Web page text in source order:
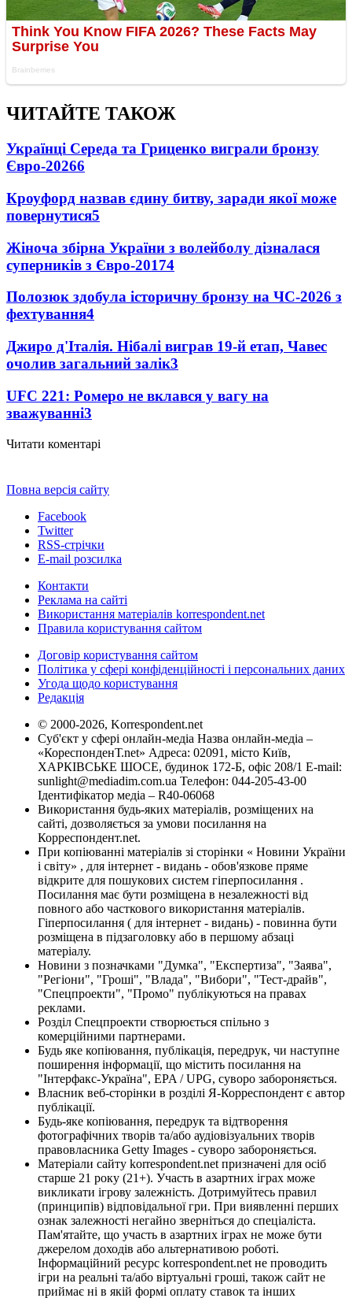
ЧИТАЙТЕ ТАКОЖ
Українці Середа та Гриценко виграли бронзу
Євро-20266
Кроуфорд назвав єдину битву, заради якої може
повернутися5
Жіноча збірна України з волейболу дізналася
суперників з Євро-20174
Полозюк здобула історичну бронзу на ЧС-2026 з
фехтування4
Джиро д'Італія. Нібалі виграв 19-й етап, Чавес
очолив загальний залік3
UFC 221: Ромеро не вклався у вагу на
зважуванні3
Читати коментарі
Повна версія сайту
Facebook
Twitter
RSS-стрічки
E-mail розсилка
Контакти
Реклама на сайті
Використання матеріалів korrespondent.net
Правила користування сайтом
Договір користування сайтом
Політика у сфері конфіденційності і персональних даних
Угода щодо користування
Редакція
© 2000-2026, Korrespondent.net
Суб'єкт у сфері онлайн-медіа Назва онлайн-медіа –
«КореспонденТ.net» Адреса: 02091, місто Київ,
ХАРКІВСЬКЕ ШОСЕ, будинок 172-Б, офіс 208/1 E-mail:
sunlight@mediadim.com.ua Телефон: 044-205-43-00
Ідентифікатор медіа – R40-06068
Використання будь-яких матеріалів, розміщених на
сайті, дозволяється за умови посилання на
Корреспондент.net.
При копіюванні матеріалів зі сторінки « Новини України
і світу» , для інтернет - видань - обов'язкове пряме
відкрите для пошукових систем гіперпосилання .
Посилання має бути розміщена в незалежності від
повного або часткового використання матеріалів.
Гіперпосилання ( для інтернет - видань) - повинна бути
розміщена в підзаголовку або в першому абзаці
матеріалу.
Новини з позначками "Думка", "Експертиза", "Заява",
"Регіони", "Гроші", "Влада", "Вибори", "Тест-драйв",
"Спецпроекти", "Промо" публікуються на правах
реклами.
Розділ Спецпроекти створюється спільно з
комерційними партнерами.
Будь яке копіювання, публікація, передрук, чи наступне
поширення інформації, що містить посилання на
"Інтерфакс-Україна", EPA / UPG, суворо забороняється.
Власник веб-сторінки в розділі Я-Корреспондент є автор
публікації.
Будь-яке копіювання, передрук та відтворення
фотографічних творів та/або аудіовізуальних творів
правовласника Getty Images - суворо забороняється.
Матеріали сайту korrespondent.net призначені для осіб
старше 21 року (21+). Участь в азартних іграх може
викликати ігрову залежність. Дотримуйтесь правил
(принципів) відповідальної гри. При виявленні перших
ознак залежності негайно зверніться до спеціаліста.
Пам'ятайте, що участь в азартних іграх не може бути
джерелом доходів або альтернативою роботі.
Інформаційний ресурс korrespondent.net не проводить
ігри на реальні та/або віртуальні гроші, також сайт не
приймає ні в якій формі оплату ставок та інших